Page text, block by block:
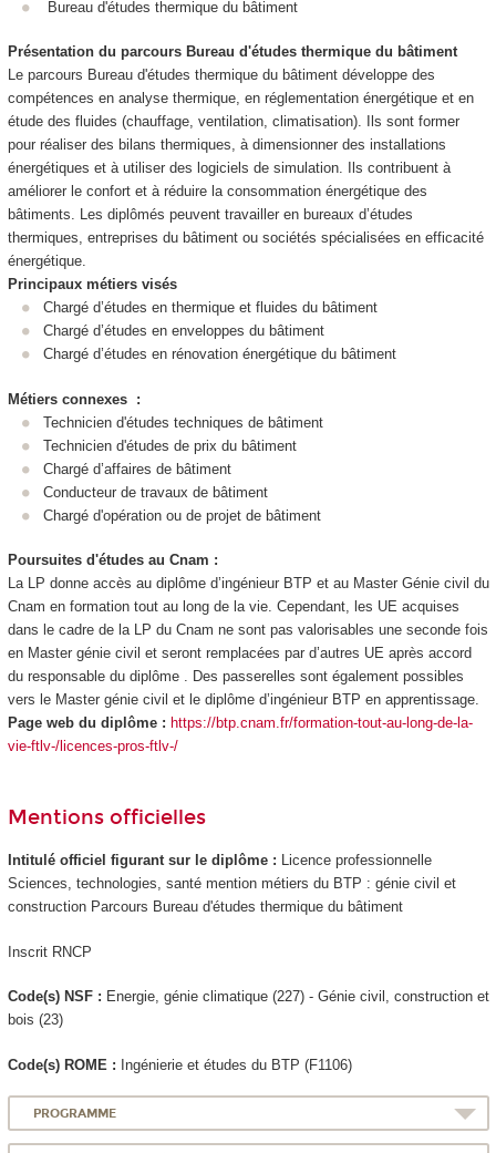
Bureau d'études thermique du bâtiment
Présentation du parcours Bureau d'études thermique du bâtiment
Le parcours Bureau d'études thermique du bâtiment développe des
compétences en analyse thermique, en réglementation énergétique et en
étude des fluides (chauffage, ventilation, climatisation). Ils sont former
pour réaliser des bilans thermiques, à dimensionner des installations
énergétiques et à utiliser des logiciels de simulation. Ils contribuent à
améliorer le confort et à réduire la consommation énergétique des
bâtiments. Les diplômés peuvent travailler en bureaux d’études
thermiques, entreprises du bâtiment ou sociétés spécialisées en efficacité
énergétique.
Principaux métiers visés
Chargé d’études en thermique et fluides du bâtiment
Chargé d’études en enveloppes du bâtiment
Chargé d’études en rénovation énergétique du bâtiment
Métiers connexes :
Technicien d'études techniques de bâtiment
Technicien d'études de prix du bâtiment
Chargé d’affaires de bâtiment
Conducteur de travaux de bâtiment
Chargé d'opération ou de projet de bâtiment
Poursuites d'études au Cnam :
La LP donne accès au diplôme d’ingénieur BTP et au Master Génie civil du
Cnam en formation tout au long de la vie. Cependant, les UE acquises
dans le cadre de la LP du Cnam ne sont pas valorisables une seconde fois
en Master génie civil et seront remplacées par d’autres UE après accord
du responsable du diplôme . Des passerelles sont également possibles
vers le Master génie civil et le diplôme d’ingénieur BTP en apprentissage.
Page web du diplôme : https://btp.cnam.fr/formation-tout-au-long-de-la-
vie-ftlv-/licences-pros-ftlv-/
Mentions officielles
Intitulé officiel figurant sur le diplôme : Licence professionnelle
Sciences, technologies, santé mention métiers du BTP : génie civil et
construction Parcours Bureau d'études thermique du bâtiment
Inscrit RNCP
Code(s) NSF : Energie, génie climatique (227) - Génie civil, construction et
bois (23)
Code(s) ROME : Ingénierie et études du BTP (F1106)
PROGRAMME